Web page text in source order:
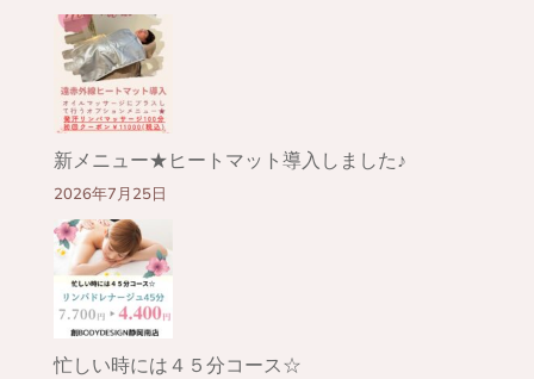
新メニュー★ヒートマット導入しました♪
2026年7月25日
忙しい時には４５分コース☆